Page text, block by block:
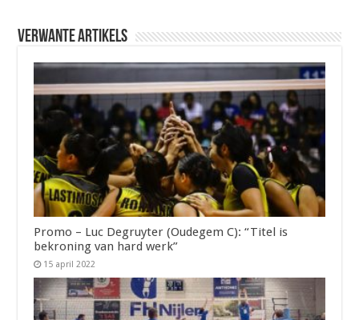
Verwante artikels
Promo – Luc Degruyter (Oudegem C): “Titel is
bekroning van hard werk”
15 april 2022